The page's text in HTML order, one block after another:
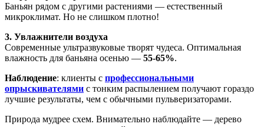
Баньян рядом с другими растениями — естественный
микроклимат. Но не слишком плотно!
3. Увлажнители воздуха
Современные ультразвуковые творят чудеса. Оптимальная
влажность для баньяна осенью — 55-65%.
Наблюдение: клиенты с профессиональными
опрыскивателями с тонким распылением получают гораздо
лучшие результаты, чем с обычными пульверизаторами.
Природа мудрее схем. Внимательно наблюдайте — дерево